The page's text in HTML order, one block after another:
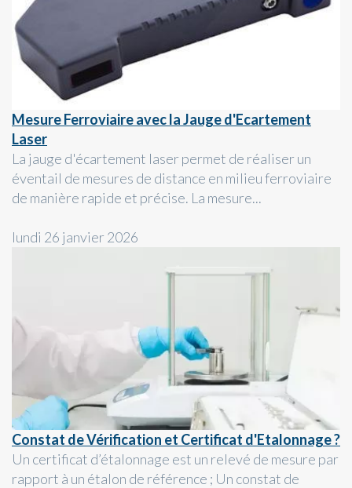
Mesure Ferroviaire avec la Jauge d'Ecartement
Laser
La jauge d'écartement laser permet de réaliser un
éventail de mesures de distance en milieu ferroviaire
de manière rapide et précise. La mesure...
lundi 26 janvier 2026
Constat de Vérification et Certificat d'Etalonnage ?
Un certificat d’étalonnage est un relevé de mesure par
rapport à un étalon de référence ; Un constat de